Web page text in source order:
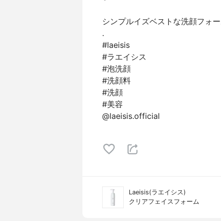
シンプルイズベストな洗顔フォ
.
#laeisis
#ラエイシス
#泡洗顔
#洗顔料
#洗顔
#美容
@laeisis.official
Laeisis(ラエイシス)
クリアフェイスフォーム